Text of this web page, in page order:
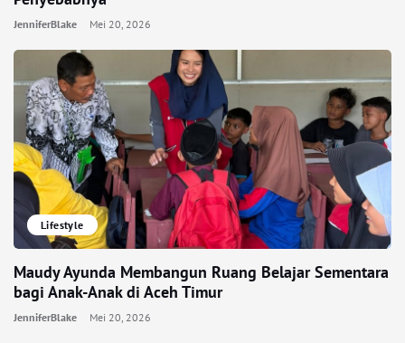
JenniferBlake Mei 20, 2026
Lifestyle
Maudy Ayunda Membangun Ruang Belajar Sementara
bagi Anak-Anak di Aceh Timur
JenniferBlake Mei 20, 2026